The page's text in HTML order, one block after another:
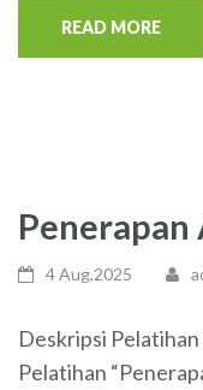
READ MORE
Penerapan
4 Aug,2025
Deskripsi
Pelatihan